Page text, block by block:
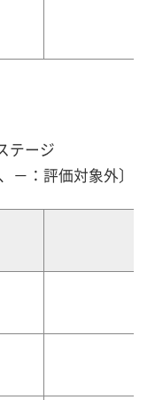
テージ
：評価対象外〕